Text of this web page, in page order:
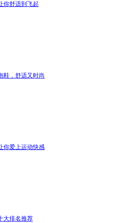
你舒适到飞起
鞋，舒适又时尚
你爱上运动快感
大排名推荐